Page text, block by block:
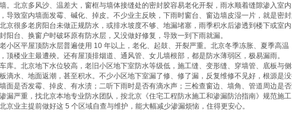
。北京多风沙、温差大，窗框与墙体接缝处的密封胶容易老化开裂，雨水顺着缝隙渗入室
导致室内墙面发霉、碱化、掉皮。不少业主反映，下雨时窗台、窗边墙皮湿一片，就是密封
京很多老房阳台未做正规防水，或排水坡度不够、地漏堵塞，雨季积水后渗透到楼下或室
阳台、换窗户时破坏原有防水层，又没做好修复，导致一到下雨就漏。
小区平屋顶防水层普遍使用 10 年以上，老化、起鼓、开裂严重。北京冬季冻胀、夏季高
顶楼业主最遭殃。还有屋顶排烟道、通风管、女儿墙根部，都是防水薄弱区，极易漏雨。
库。北京地下水位较高，老旧小区地下室防水等级低，施工缝、变形缝、穿墙管、底板与
滴水、地面返潮，甚至积水。不少小区地下室漏了修、修了漏，反复维修不见好，根源是没
面是否发霉、掉皮、有水渍；二听下雨时是否有滴水声；三检查窗边、墙角、管道周边是
漏严重，找北京本地专业防水团队，按北京《住宅工程防水施工和渗漏防治指南》规范施工
京业主提前做好这 5 个区域自查与维护，能大幅减少渗漏烦恼，住得更安心。